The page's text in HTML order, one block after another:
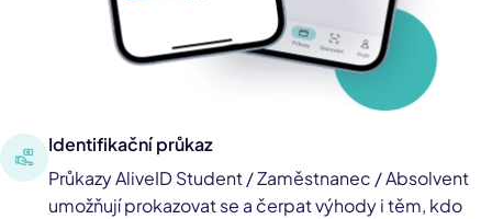
Identifikační průkaz
Průkazy AliveID Student / Zaměstnanec / Absolvent
umožňují prokazovat se a čerpat výhody i těm, kdo